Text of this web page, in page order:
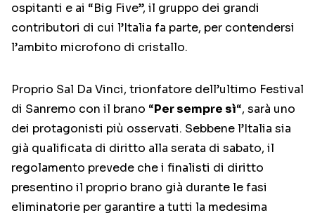
ospitanti e ai “Big Five”, il gruppo dei grandi
contributori di cui l’Italia fa parte, per contendersi
l’ambito microfono di cristallo.
Proprio Sal Da Vinci, trionfatore dell’ultimo Festival
di Sanremo con il brano “Per sempre sì“, sarà uno
dei protagonisti più osservati. Sebbene l’Italia sia
già qualificata di diritto alla serata di sabato, il
regolamento prevede che i finalisti di diritto
presentino il proprio brano già durante le fasi
eliminatorie per garantire a tutti la medesima